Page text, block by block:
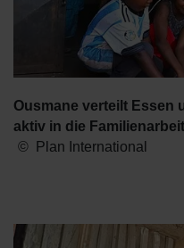
Ousmane verteilt Essen
aktiv in die
Plan International